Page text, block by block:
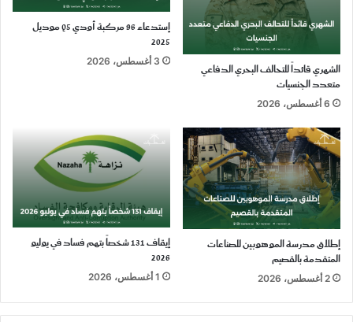
الشهري قائداً للتحالف البحري الدفاعي
متعدد الجنسيات
6 أغسطس، 2026
إستدعاء 96 مركبة أودي Q5 موديل
2025
3 أغسطس، 2026
إطلاق مدرسة الموهوبين للصناعات
المتقدمة بالقصيم
2 أغسطس، 2026
إيقاف 131 شخصاً بتهم فساد في يوليو
2026
1 أغسطس، 2026